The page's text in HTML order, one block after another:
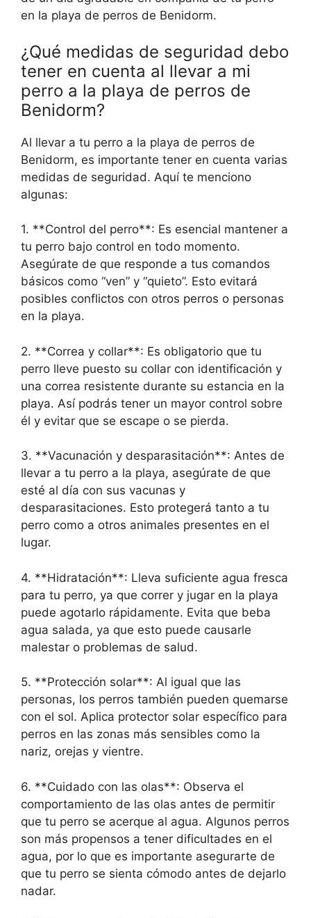
en la playa de perros de Benidorm.
¿Qué medidas de seguridad debo
tener en cuenta al llevar a mi
perro a la playa de perros de
Benidorm?
Al llevar a tu perro a la playa de perros de
Benidorm, es importante tener en cuenta varias
medidas de seguridad. Aquí te menciono
algunas:
1. **Control del perro**: Es esencial mantener a
tu perro bajo control en todo momento.
Asegúrate de que responde a tus comandos
básicos como “ven” y “quieto”. Esto evitará
posibles conflictos con otros perros o personas
en la playa.
2. **Correa y collar**: Es obligatorio que tu
perro lleve puesto su collar con identificación y
una correa resistente durante su estancia en la
playa. Así podrás tener un mayor control sobre
él y evitar que se escape o se pierda.
3. **Vacunación y desparasitación**: Antes de
llevar a tu perro a la playa, asegúrate de que
esté al día con sus vacunas y
desparasitaciones. Esto protegerá tanto a tu
perro como a otros animales presentes en el
lugar.
4. **Hidratación**: Lleva suficiente agua fresca
para tu perro, ya que correr y jugar en la playa
puede agotarlo rápidamente. Evita que beba
agua salada, ya que esto puede causarle
malestar o problemas de salud.
5. **Protección solar**: Al igual que las
personas, los perros también pueden quemarse
con el sol. Aplica protector solar específico para
perros en las zonas más sensibles como la
nariz, orejas y vientre.
6. **Cuidado con las olas**: Observa el
comportamiento de las olas antes de permitir
que tu perro se acerque al agua. Algunos perros
son más propensos a tener dificultades en el
agua, por lo que es importante asegurarte de
que tu perro se sienta cómodo antes de dejarlo
nadar.